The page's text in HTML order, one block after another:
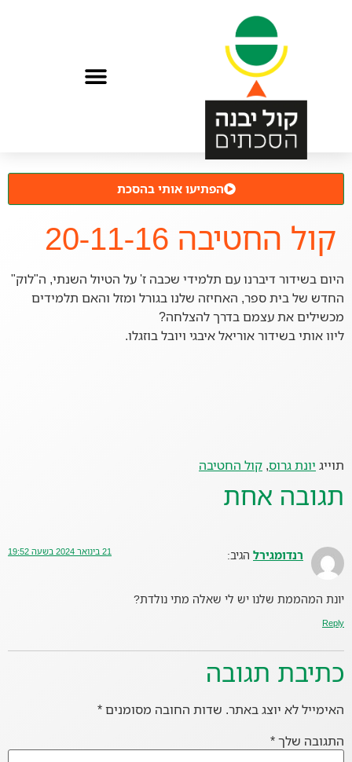
הפתיעו אותי בהסכת
קול החטיבה 20-11-16
היום בשידור דיברנו עם תלמידי שכבה ז' על הטיול השנתי, ה"לוק"
החדש של בית ספר, האחיזה שלנו בגורל ומזל והאם תלמידים
מכשילים את עצמם בדרך להצלחה?
ליוו אותי בשידור אוריאל איבגי ויובל בוזגלו.
תוייג יונת גרוס, קול החטיבה
תגובה אחת
רנדומגירל הגיב: 21 בינואר 2024 בשעה 19:52
יונת המהממת שלנו יש לי שאלה מתי נולדת?
Reply
כתיבת תגובה
האימייל לא יוצג באתר. שדות החובה מסומנים*
התגובה שלך*